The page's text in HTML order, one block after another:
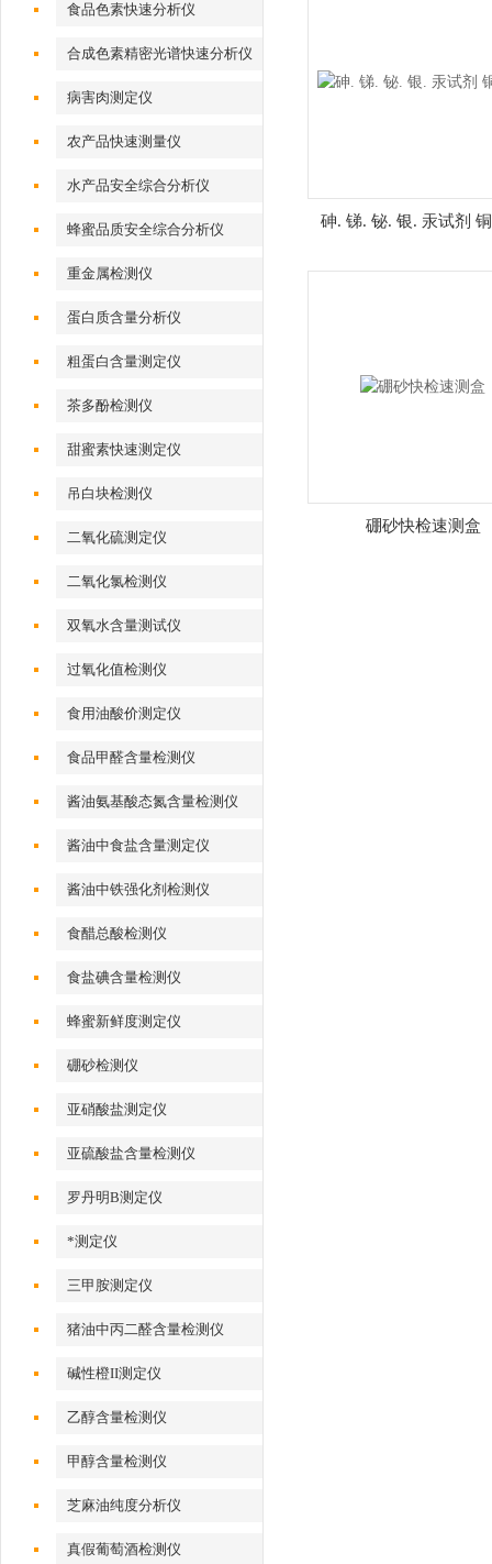
食品色素快速分析仪
合成色素精密光谱快速分析仪
病害肉测定仪
农产品快速测量仪
水产品安全综合分析仪
蜂蜜品质安全综合分析仪
重金属检测仪
蛋白质含量分析仪
粗蛋白含量测定仪
茶多酚检测仪
甜蜜素快速测定仪
吊白块检测仪
二氧化硫测定仪
二氧化氯检测仪
双氧水含量测试仪
过氧化值检测仪
食用油酸价测定仪
食品甲醛含量检测仪
酱油氨基酸态氮含量检测仪
酱油中食盐含量测定仪
酱油中铁强化剂检测仪
食醋总酸检测仪
食盐碘含量检测仪
蜂蜜新鲜度测定仪
硼砂检测仪
亚硝酸盐测定仪
亚硫酸盐含量检测仪
罗丹明B测定仪
*测定仪
三甲胺测定仪
猪油中丙二醛含量检测仪
碱性橙II测定仪
乙醇含量检测仪
甲醇含量检测仪
芝麻油纯度分析仪
真假葡萄酒检测仪
砷. 锑. 铋. 银. 汞试剂
硼砂快检速测盒